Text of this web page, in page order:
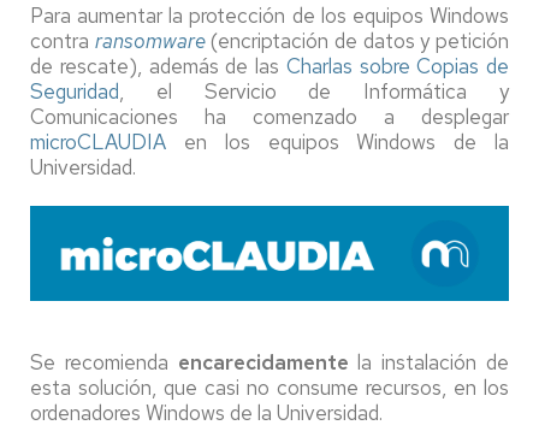
Para aumentar la protección de los equipos Windows
contra ransomware(encriptación de datos y petición
de rescate), además de las Charlas sobre Copias de
Seguridad, el Servicio de Informática y
Comunicaciones ha comenzado a desplegar
microCLAUDIA en los equipos Windows de la
Universidad.
Se recomienda encarecidamente la instalación de
esta solución, que casi no consume recursos, en los
ordenadores Windows de la Universidad.